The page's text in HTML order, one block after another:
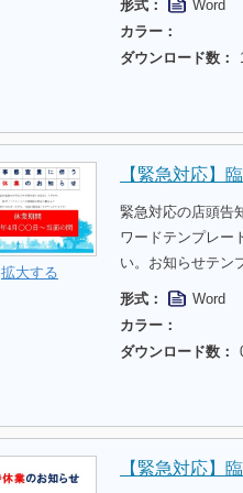
形式：
Word
カラー：
ダウンロード数：
拡大する
【緊急対応】
緊急対応の店頭告
ワードテンプレー
い。お知らせテン
形式：
Word
カラー：
ダウンロード数：
【緊急対応】